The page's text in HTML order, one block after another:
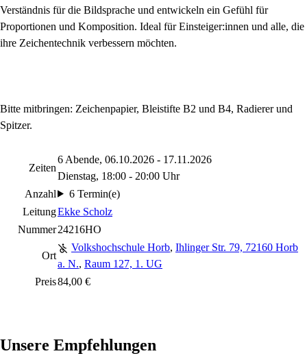
Verständnis für die Bildsprache und entwickeln ein Gefühl für
Proportionen und Komposition. Ideal für Einsteiger:innen und alle, die
ihre Zeichentechnik verbessern möchten.
Bitte mitbringen: Zeichenpapier, Bleistifte B2 und B4, Radierer und
Spitzer.
Zeiten
6 Abende, 06.10.2026 - 17.11.2026
Dienstag, 18:00 - 20:00 Uhr
Anzahl
6 Termin(e)
LeitungEkke Scholz
Nummer24216HO
Ort
Volkshochschule Horb, Ihlinger Str. 79, 72160 Horb
a. N., Raum 127, 1. UG
Preis84,00 €
Unsere Empfehlungen